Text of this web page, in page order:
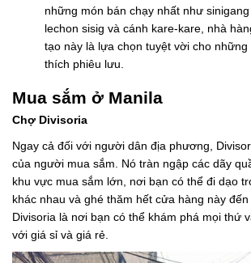
những món bán chạy nhất như
lechon sisig và cánh kare-kare, nhà
tạo này là lựa chọn tuyệt vời cho
thích phiêu lưu.
Mua sắm ở Manila
Chợ Divisoria
Ngay cả đối với người dân địa phương,
của người mua sắm. Nó tràn ngập các dãy
khu vực mua sắm lớn, nơi bạn có thể đi dạo
khác nhau và ghé thăm hết cửa hàng này đến
Divisoria là nơi bạn có thể khám phá mọi thứ
với giá sỉ và giá rẻ.